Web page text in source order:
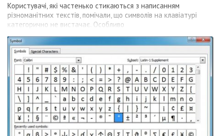
Користувачі, які частенько стикаються з написанням
різноманітних текстів, помічали, що символів на клавіатурі
категорично не вистачає. Особливо